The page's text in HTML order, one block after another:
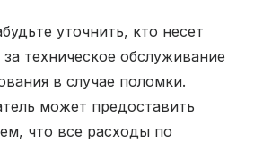
уточнить, кто несет
техническое обслуживание
в случае поломки.
может предоставить
что все расходы по